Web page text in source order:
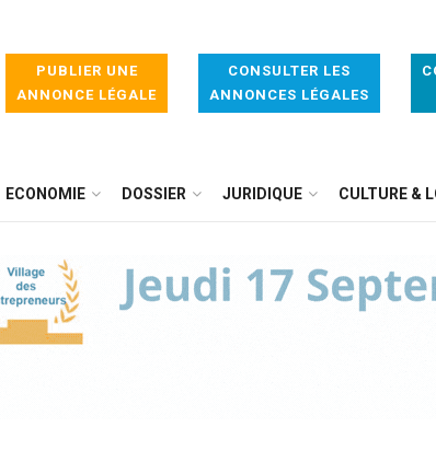
PUBLIER UNE
ANNONCE LÉGALE
CONSULTER LES
ANNONCES LÉGALES
ECONOMIE DOSSIER JURIDIQUE CULTURE &